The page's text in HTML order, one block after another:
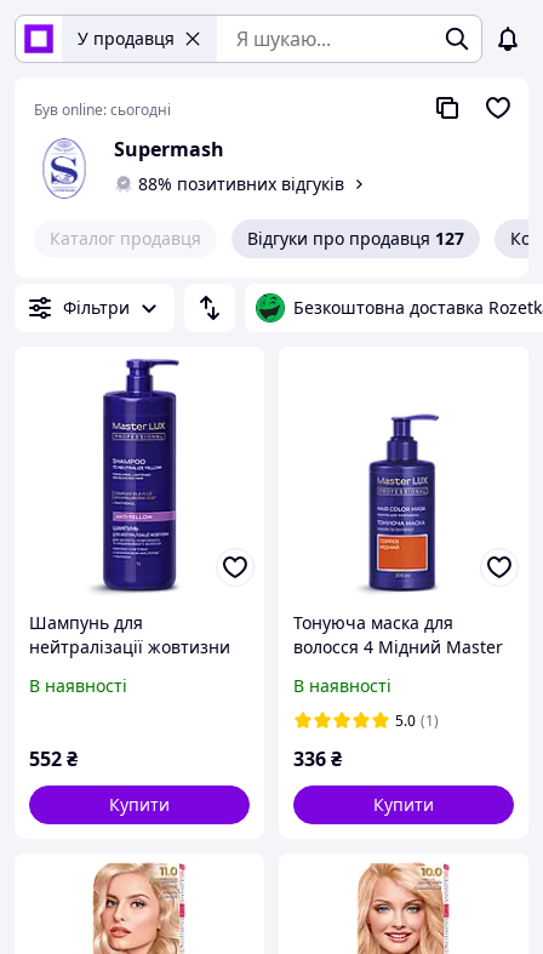
У продавця
Був online:сьогодні
Supermash
88% позитивних відгуків
Каталог продавця Відгуки про продавця 127
Фільтри Безкоштовна доставка
Шампунь для
нейтралізації жовтизни
(1000 мл)
В наявності
552₴
Купити
Тонуюча маска для
волосся 4 Мідний Master
В наявності
5.0 (1)
336₴
Купити